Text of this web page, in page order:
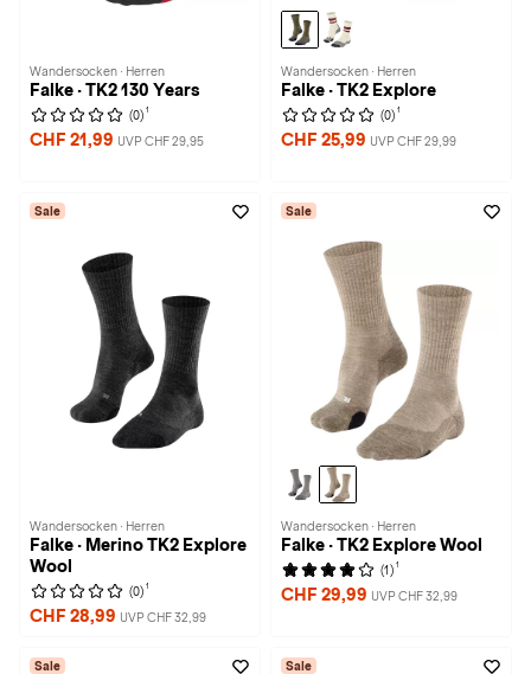
Wandersocken · Herren
Falke · TK2 130 Years
(0) 1
CHF 21,99 UVP CHF 29,95
Wandersocken · Herren
Falke · TK2 Explore
(0) 1
CHF 25,99 UVP CHF 29,99
Sale
Wandersocken · Herren
Falke · Merino TK2 Explore
Wool
(0) 1
CHF 28,99 UVP CHF 32,99
Sale
Wandersocken · Herren
Falke · TK2 Explore Wool
(1) 1
CHF 29,99 UVP CHF 32,99
Sale Sale